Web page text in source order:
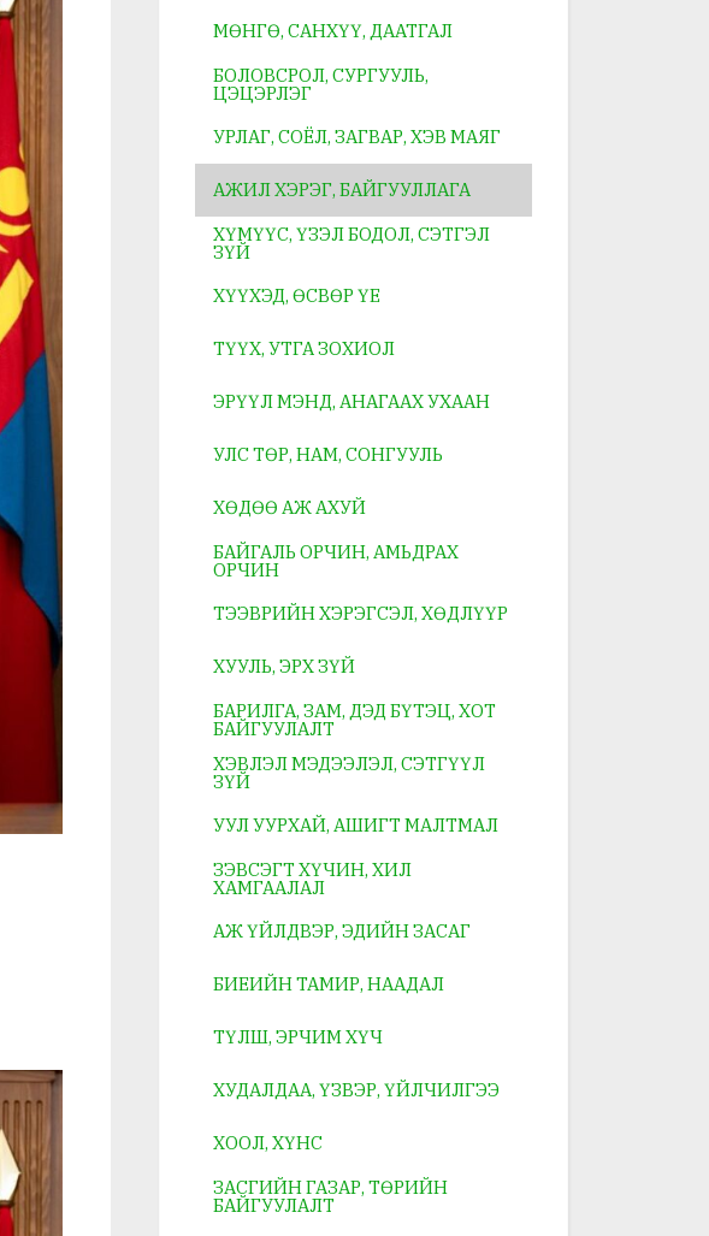
МӨНГӨ, САНХҮҮ, ДААТГАЛ
БОЛОВСРОЛ, СУРГУУЛЬ,
ЦЭЦЭРЛЭГ
УРЛАГ, СОЁЛ, ЗАГВАР, ХЭВ МАЯГ
АЖИЛ ХЭРЭГ, БАЙГУУЛЛАГА
ХҮМҮҮС, ҮЗЭЛ БОДОЛ, СЭТГЭЛ
ЗҮЙ
ХҮҮХЭД, ӨСВӨР ҮЕ
ТҮҮХ, УТГА ЗОХИОЛ
ЭРҮҮЛ МЭНД, АНАГААХ УХААН
УЛС ТӨР, НАМ, СОНГУУЛЬ
ХӨДӨӨ АЖ АХУЙ
БАЙГАЛЬ ОРЧИН, АМЬДРАХ
ОРЧИН
ТЭЭВРИЙН ХЭРЭГСЭЛ, ХӨДЛҮҮР
ХУУЛЬ, ЭРХ ЗҮЙ
БАРИЛГА, ЗАМ, ДЭД БҮТЭЦ, ХОТ
БАЙГУУЛАЛТ
ХЭВЛЭЛ МЭДЭЭЛЭЛ, СЭТГҮҮЛ
ЗҮЙ
УУЛ УУРХАЙ, АШИГТ МАЛТМАЛ
ЗЭВСЭГТ ХҮЧИН, ХИЛ
ХАМГААЛАЛ
АЖ ҮЙЛДВЭР, ЭДИЙН ЗАСАГ
БИЕИЙН ТАМИР, НААДАЛ
ТҮЛШ, ЭРЧИМ ХҮЧ
ХУДАЛДАА, ҮЗВЭР, ҮЙЛЧИЛГЭЭ
ХООЛ, ХҮНС
ЗАСГИЙН ГАЗАР, ТӨРИЙН
БАЙГУУЛАЛТ